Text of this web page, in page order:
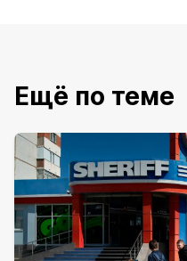
Ещё по теме